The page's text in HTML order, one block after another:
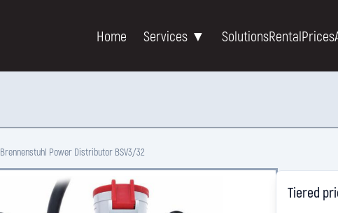
Home Services ▼ SolutionsRentalPrices
Brennenstuhl Power Distributor BSV3/32
Tiered